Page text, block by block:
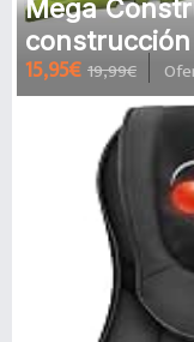
Mega
15,95€ 19,99€